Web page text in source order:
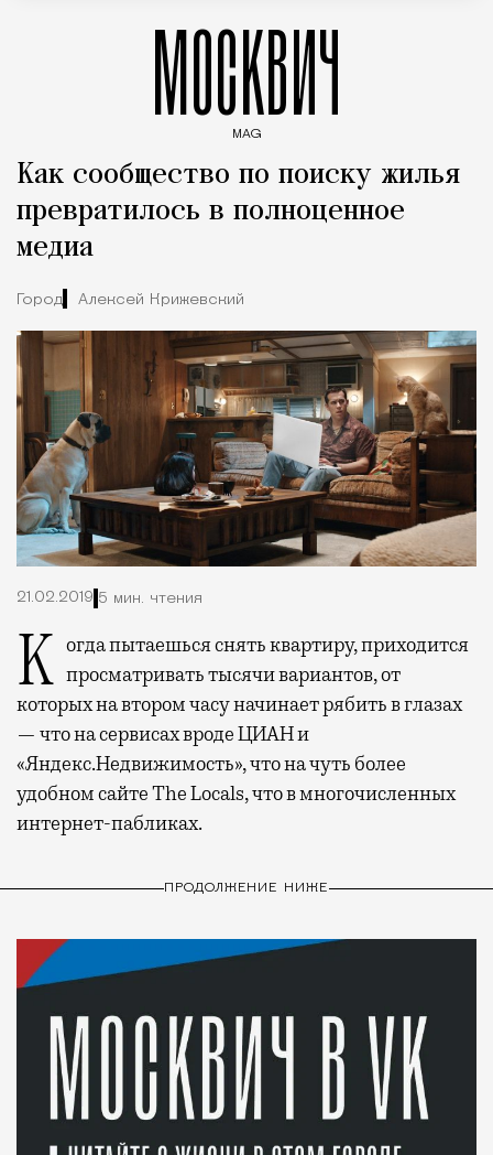
МОСКВИЧ
MAG
Как сообщество по поиску жилья
превратилось в полноценное
медиа
Город Алексей Крижевский
21.02.2019 5 мин. чтения
Когда пытаешься снять квартиру, приходится просматривать тысячи вариантов, от
которых на втором часу начинает рябить в глазах
— что на сервисах вроде ЦИАН и
«Яндекс.Недвижимость», что на чуть более
удобном сайте The Locals, что в многочисленных
интернет-пабликах.
ПРОДОЛЖЕНИЕ НИЖЕ